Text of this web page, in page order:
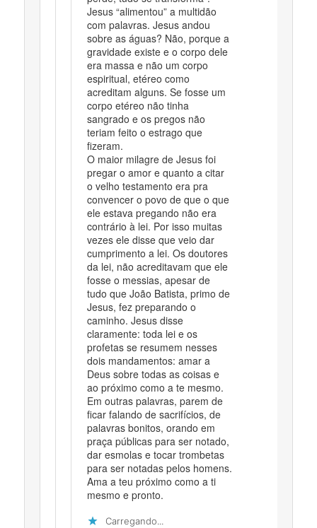
Jesus “alimentou” a multidão
com palavras. Jesus andou
sobre as águas? Não, porque a
gravidade existe e o corpo dele
era massa e não um corpo
espiritual, etéreo como
acreditam alguns. Se fosse um
corpo etéreo não tinha
sangrado e os pregos não
teriam feito o estrago que
fizeram.
O maior milagre de Jesus foi
pregar o amor e quanto a citar
o velho testamento era pra
convencer o povo de que o que
ele estava pregando não era
contrário à lei. Por isso muitas
vezes ele disse que veio dar
cumprimento a lei. Os doutores
da lei, não acreditavam que ele
fosse o messias, apesar de
tudo que João Batista, primo de
Jesus, fez preparando o
caminho. Jesus disse
claramente: toda lei e os
profetas se resumem nesses
dois mandamentos: amar a
Deus sobre todas as coisas e
ao próximo como a te mesmo.
Em outras palavras, parem de
ficar falando de sacrifícios, de
palavras bonitos, orando em
praça públicas para ser notado,
dar esmolas e tocar trombetas
para ser notadas pelos homens.
Ama a teu próximo como a ti
mesmo e pronto.
Carregando...